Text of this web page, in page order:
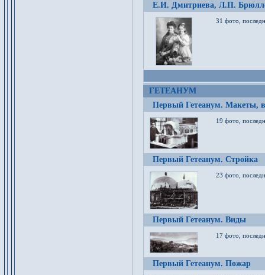
Е.И. Дмитриева, Л.П.
31 фото,
ГЕТЕАНУМ
Первый Гетеанум. Макеты,
19 фото,
Первый Гетеанум. Стройка
23 фото,
Первый Гетеанум. Виды
17 фото,
Первый Гетеанум. Пожар